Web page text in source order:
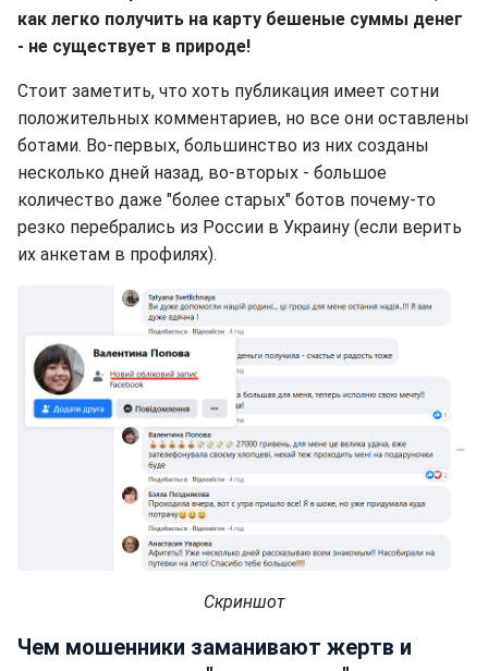
как легко получить на карту бешеные суммы денег
- не существует в природе!
Стоит заметить, что хоть публикация имеет сотни
положительных комментариев, но все они оставлены
ботами. Во-первых, большинство из них созданы
несколько дней назад, во-вторых - большое
количество даже "более старых" ботов почему-то
резко перебрались из России в Украину (если верить
их анкетам в профилях).
Скриншот
Чем мошенники заманивают жертв и